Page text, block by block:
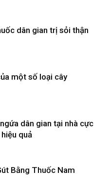
dân gian trị sỏi thận
một số loại cây
dân gian tại nhà cực
quả
Bằng Thuốc Nam